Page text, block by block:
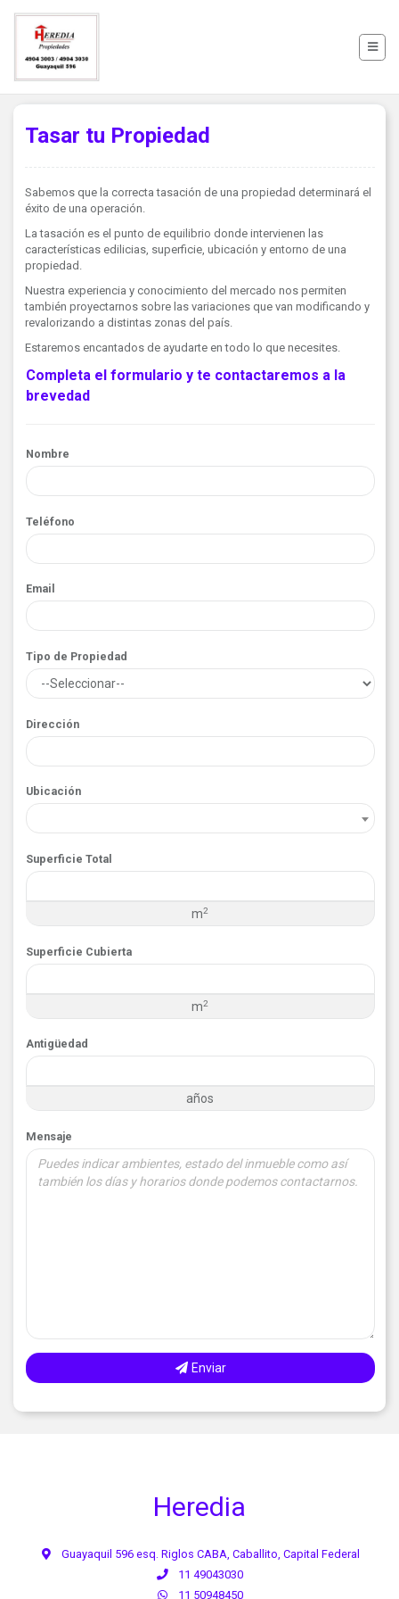
Tasar tu Propiedad
Sabemos que la correcta tasación de una propiedad determinará el
éxito de una operación.
La tasación es el punto de equilibrio donde intervienen las
características edilicias, superficie, ubicación y entorno de una
propiedad.
Nuestra experiencia y conocimiento del mercado nos permiten
también proyectarnos sobre las variaciones que van modificando y
revalorizando a distintas zonas del país.
Estaremos encantados de ayudarte en todo lo que necesites.
Completa el formulario y te contactaremos a la
brevedad
Nombre
Teléfono
Email
Tipo de Propiedad
Dirección
Ubicación
Superficie Total
m2
Superficie Cubierta
m2
Antigüedad
años
Mensaje
Enviar
Heredia
Guayaquil 596 esq. Riglos CABA, Caballito, Capital Federal
11 49043030
11 50948450